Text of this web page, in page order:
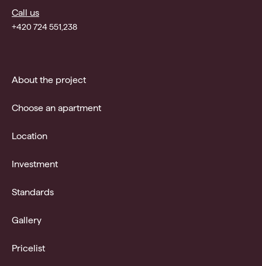
Call us
+420 724 551,238
About the project
Choose an apartment
Location
Investment
Standards
Gallery
Pricelist